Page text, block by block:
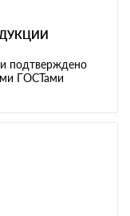
подтверждено
ГОСТами